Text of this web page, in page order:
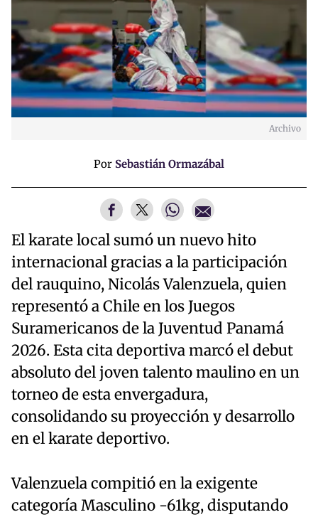
Archivo
Por Sebastián Ormazábal
El karate local sumó un nuevo hito
internacional gracias a la participación
del rauquino, Nicolás Valenzuela, quien
representó a Chile en los Juegos
Suramericanos de la Juventud Panamá
2026. Esta cita deportiva marcó el debut
absoluto del joven talento maulino en un
torneo de esta envergadura,
consolidando su proyección y desarrollo
en el karate deportivo.
Valenzuela compitió en la exigente
categoría Masculino -61kg, disputando